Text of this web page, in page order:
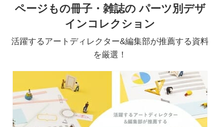
ページもの冊子・雑誌の パーツ別デザ
インコレクション
活躍するアートディレクター&編集部が推薦する資料
を厳選！